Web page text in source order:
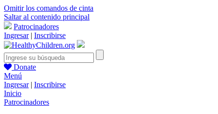
Omitir los comandos de cinta
Saltar al contenido principal
Patrocinadores
Ingresar| Inscribirse
Donate
Menú
Ingresar| Inscribirse
Inicio
Patrocinadores